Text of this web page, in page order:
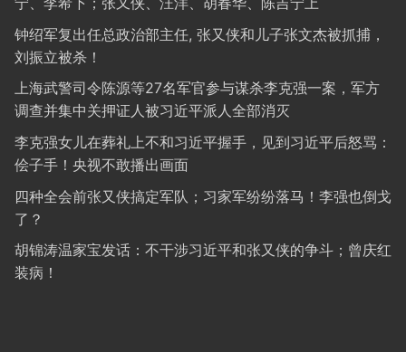
钟绍军复出任总政治部主任, 张又侠和儿子张文杰被抓捕，
刘振立被杀！
上海武警司令陈源等27名军官参与谋杀李克强一案，军方
调查并集中关押证人被习近平派人全部消灭
李克强女儿在葬礼上不和习近平握手，见到习近平后怒骂：
侩子手！央视不敢播出画面
四种全会前张又侠搞定军队；习家军纷纷落马！李强也倒戈
了？
胡锦涛温家宝发话：不干涉习近平和张又侠的争斗；曾庆红
装病！